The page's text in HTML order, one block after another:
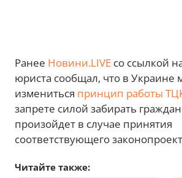
Ранее Новини.LIVE со ссылкой
юриста сообщал, что в Украине
измениться принцип работы
запрете силой забирать
произойдет в случае принятия
соответствующего
Читайте также: